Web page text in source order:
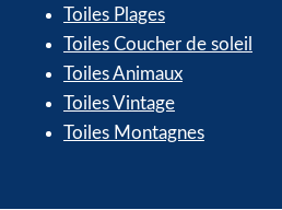
Toiles Plages
Toiles Coucher de soleil
Toiles Animaux
Toiles Vintage
Toiles Montagnes